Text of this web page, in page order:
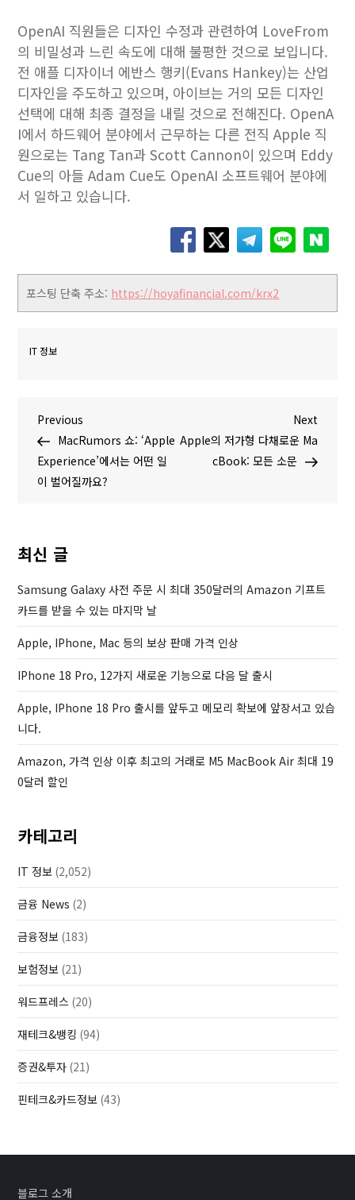
OpenAI 직원들은 디자인 수정과 관련하여 LoveFrom
의 비밀성과 느린 속도에 대해 불평한 것으로 보입니다.
전 애플 디자이너 에반스 행키(Evans Hankey)는 산업
디자인을 주도하고 있으며, 아이브는 거의 모든 디자인
선택에 대해 최종 결정을 내릴 것으로 전해진다. OpenA
I에서 하드웨어 분야에서 근무하는 다른 전직 Apple 직
원으로는 Tang Tan과 Scott Cannon이 있으며 Eddy
Cue의 아들 Adam Cue도 OpenAI 소프트웨어 분야에
서 일하고 있습니다.
포스팅 단축 주소: https://hoyafinancial.com/krx2
IT 정보
글
탐
P
r
e
v
s
P
o
s
t
Previous
MacRumors 쇼: ‘Apple
Experience’에서는 어떤 일
이 벌어질까요?
N
e
x
Next
Apple의 저가형 다채로운 Ma
cBook: 모든 소문
최신 글
Samsung Galaxy 사전 주문 시 최대 350달러의 Amazon 기프트
카드를 받을 수 있는 마지막 날
Apple, IPhone, Mac 등의 보상 판매 가격 인상
IPhone 18 Pro, 12가지 새로운 기능으로 다음 달 출시
Apple, IPhone 18 Pro 출시를 앞두고 메모리 확보에 앞장서고 있습
니다.
Amazon, 가격 인상 이후 최고의 거래로 M5 MacBook Air 최대 19
0달러 할인
카테고리
IT 정보 (2,052)
금융 News (2)
금융정보 (183)
보험정보 (21)
워드프레스 (20)
재테크&뱅킹 (94)
증권&투자 (21)
핀테크&카드정보 (43)
블로그 소개